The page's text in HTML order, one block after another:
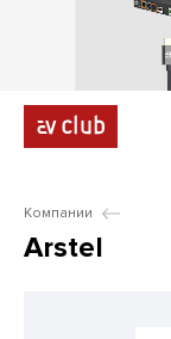
Компании
Arstel